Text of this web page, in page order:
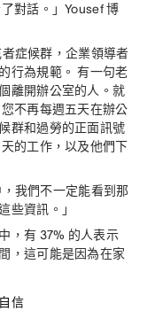
對話。」Yousef 博
症候群，企業領導者
行為規範。 有一句老
離開辦公室的人。就
不再每週五天在辦公
群和過勞的正面訊號
的工作，以及他們下
我們不一定能看到那
些資訊。」
，有 37% 的人表示
，這可能是因為在家
信